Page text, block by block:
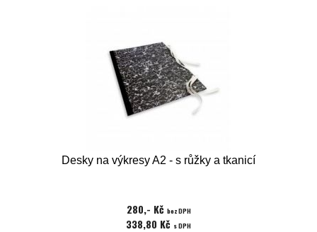
Desky na výkresy A2 - s růžky a tkanicí
280,- Kč bez DPH
338,80 Kč s DPH